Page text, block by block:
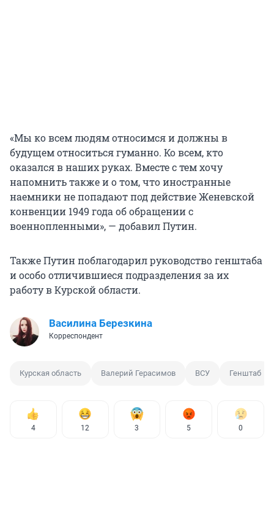
«Мы ко всем людям относимся и должны в
будущем относиться гуманно. Ко всем, кто
оказался в наших руках. Вместе с тем хочу
напомнить также и о том, что иностранные
наемники не попадают под действие Женевской
конвенции 1949 года об обращении с
военнопленными», — добавил Путин.
Также Путин поблагодарил руководство генштаба
и особо отличившиеся подразделения за их
работу в Курской области.
Василина Березкина
Корреспондент
Курская область Валерий Герасимов ВСУ Генштаб
4 12 3 5 0